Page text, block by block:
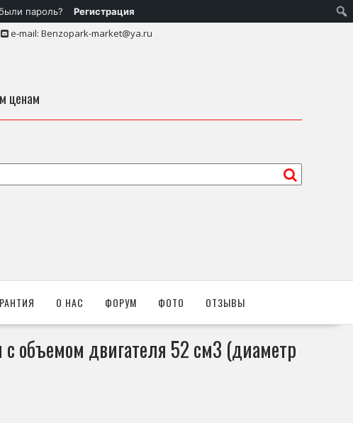
пароль? Регистрация
e-mail: Benzopark-market@ya.ru
ценам
О НАС ФОРУМ ФОТО ОТЗЫВЫ
объемом двигателя 52 см3 (диаметр